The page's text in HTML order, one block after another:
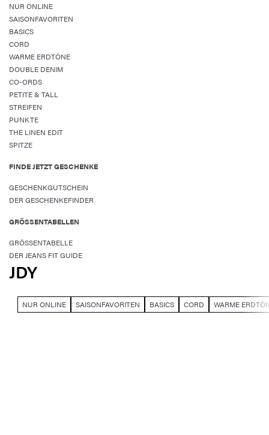
NUR ONLINE
SAISONFAVORITEN
BASICS
CORD
WARME ERDTÖNE
DOUBLE DENIM
CO-ORDS
PETITE & TALL
STREIFEN
PUNKTE
THE LINEN EDIT
SPITZE
FINDE JETZT GESCHENKE
GESCHENKGUTSCHEIN
DER GESCHENKEFINDER
GRÖSSENTABELLEN
GRÖSSENTABELLE
DER JEANS FIT GUIDE
JDY
NUR ONLINE SAISONFAVORITEN BASICS CORD WARME